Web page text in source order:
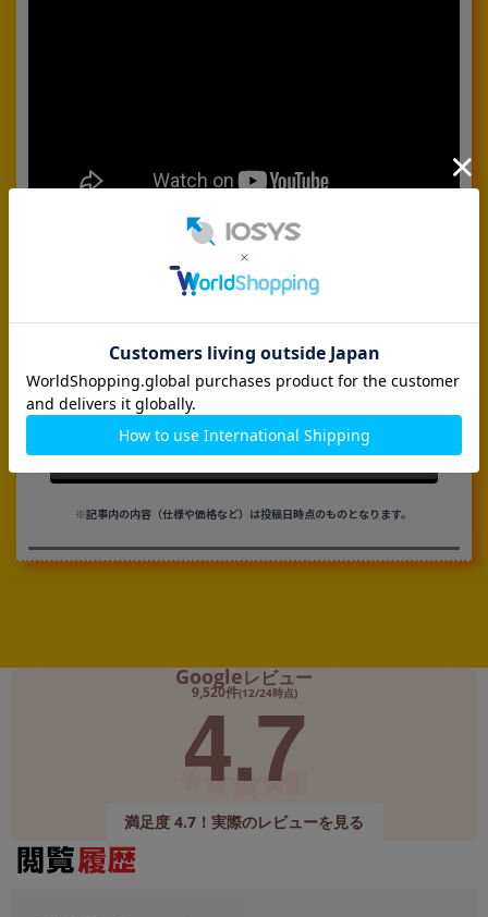
Galaxy Z Fold7 256GB 在庫はこちら
Galaxy Z Fold7 512GB 在庫はこちら
Galaxy Z Fold7 1TB 在庫はこちら
※記事内の内容（仕様や価格など）は投稿日時点のものとなります。
Googleレビュー
9,520件(12/24時点)
4.7
満足度 4.7！実際のレビューを見る